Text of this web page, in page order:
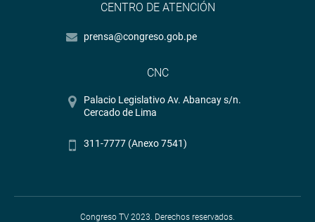
CENTRO DE ATENCIÓN
prensa@congreso.gob.pe
CNC
Palacio Legislativo Av. Abancay s/n.
Cercado de Lima
311-7777 (Anexo 7541)
Congreso TV 2023. Derechos reservados.